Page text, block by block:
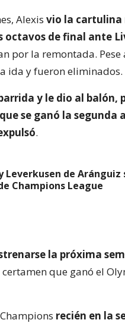
Alexis vio la cartulina
octavos de final ante
por la remontada. Pese
ida y fueron eliminados.
y le dio al balón,
se ganó la segunda
.
Leverkusen de Aránguiz
Champions League
la próxima
certamen que ganó el
recién en la